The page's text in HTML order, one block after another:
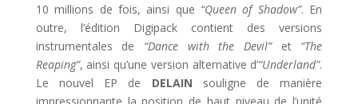
10 millions de fois, ainsi que “Queen of Shadow”. En
outre, l’édition Digipack contient des versions
instrumentales de
“Dance with the Devil”et
“The
Reaping”, ainsi qu’une version alternative d’“Underland”.
Le nouvel EP de
DELAIN
souligne de manière